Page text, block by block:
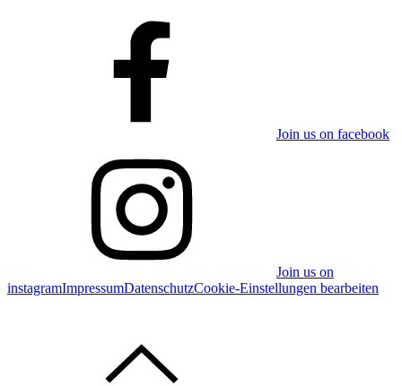
Join us on facebook
Join us on
instagramImpressumDatenschutzCookie-Einstellungen bearbeiten